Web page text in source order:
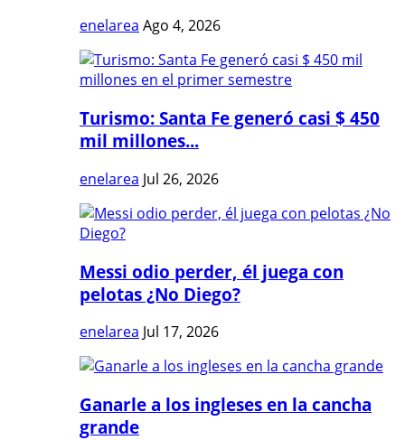
enelarea Ago 4, 2026
Turismo: Santa Fe generó casi $ 450
mil millones...
enelarea Jul 26, 2026
Messi odio perder, él juega con
pelotas ¿No Diego?
enelarea Jul 17, 2026
Ganarle a los ingleses en la cancha
grande